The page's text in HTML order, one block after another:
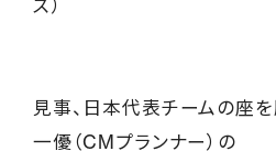
ズ）
見事、日本代表チームの座
一優（CMプランナー）の